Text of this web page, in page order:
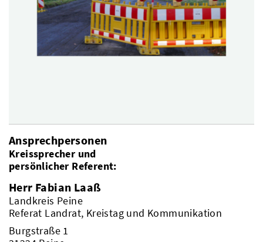
Ansprechpersonen
Kreissprecher und
persönlicher Referent:
Herr Fabian Laaß
Landkreis Peine
Referat Landrat, Kreistag und Kommunikation
Burgstraße 1